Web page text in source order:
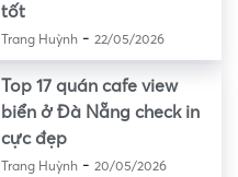
tốt
Trang Huỳnh- 22/05/2026
Top 17 quán cafe view
biển ở Đà Nẵng check in
cực đẹp
Trang Huỳnh- 20/05/2026